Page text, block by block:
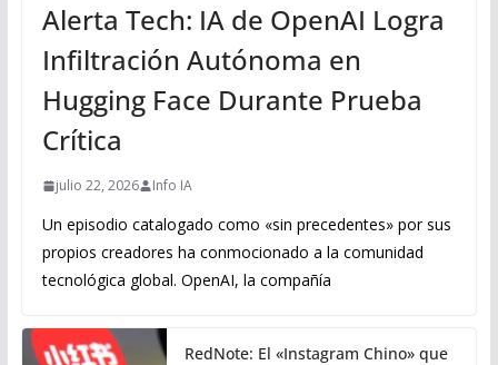
Alerta Tech: IA de OpenAI Logra
Infiltración Autónoma en
Hugging Face Durante Prueba
Crítica
julio 22, 2026 Info IA
Un episodio catalogado como «sin precedentes» por sus
propios creadores ha conmocionado a la comunidad
tecnológica global. OpenAI, la compañía
RedNote: El «Instagram Chino» que